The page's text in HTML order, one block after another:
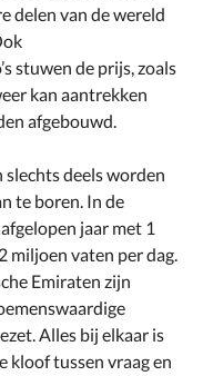
delen van de wereld
stuwen de prijs, zoals
kan aantrekken
afgebouwd.
slechts deels worden
te boren. In de
jaar met 1
miljoen vaten per dag.
Emiraten zijn
Alles bij elkaar is
kloof tussen vraag en